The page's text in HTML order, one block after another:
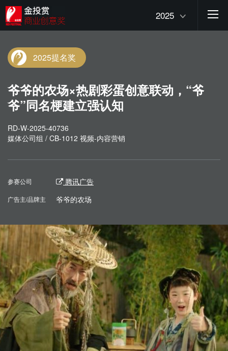
2025
2025提名奖
爷爷的农场×热剧彩蛋创意联动，“爷
爷”同名梗建立强认知
RD-W-2025-40736
媒体公司组 / CB-1012 视频-内容营销
参赛公司 腾讯广告
广告主/品牌主 爷爷的农场